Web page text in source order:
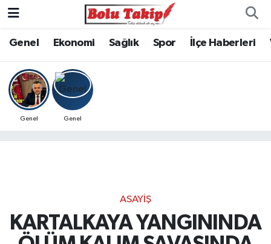
Genel Ekonomi Sağlık Spor İlçe Haberleri
Genel Genel
ASAYIŞ
KARTALKAYA YANGININDA